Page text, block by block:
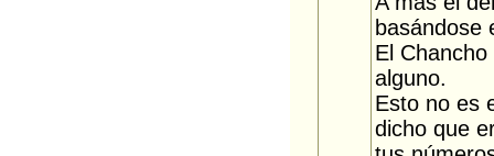
basándose
El
alguno.
Esto no es
dicho que